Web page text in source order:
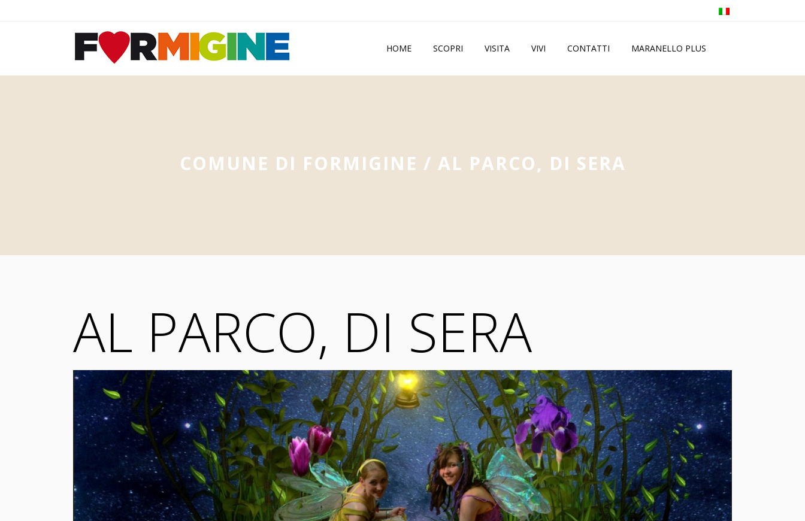
HOME SCOPRI VISITA VIVI CONTATTI MARANELLO PLUS
COMUNE DI FORMIGINE / AL PARCO, DI SERA
AL PARCO, DI SERA